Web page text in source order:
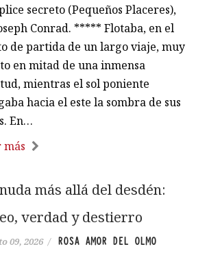
secreto (Pequeños Placeres),
Conrad. ***** Flotaba, en el
de partida de un largo viaje, muy
en mitad de una inmensa
mientras el sol poniente
hacia el este la sombra de sus
En…
más
más allá del desdén:
verdad y destierro
09, 2026 / ROSA AMOR DEL OLMO